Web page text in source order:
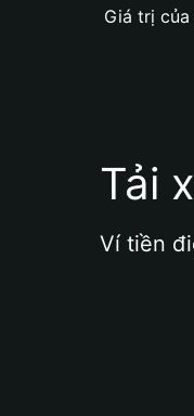
Giá trị
Tải
Ví tiền